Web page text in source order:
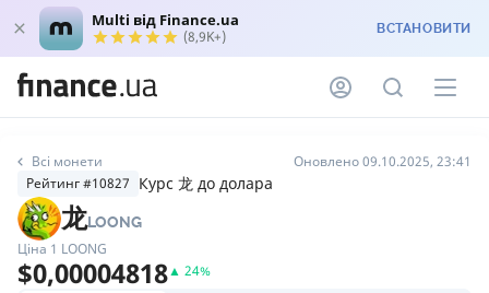
Multi від Finance.ua
(8,9K+) ВСТАНОВИТИ
Всі монети
Оновлено 09.10.2025, 23:41
Рейтинг #10827 Курс 龙 до долара
龙LOONG
Ціна 1 LOONG
$0,00004818▲ 24%